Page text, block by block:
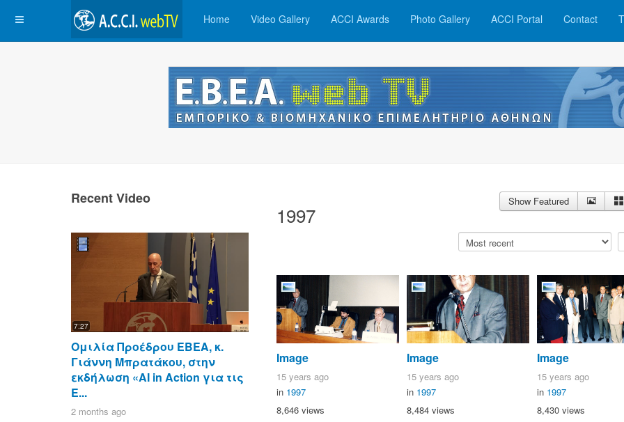
Home Video Gallery ACCI Awards Photo Gallery ACCI Portal Contact
1997
Show Featured
Image
15 years ago
in 1997
8,646 views
Image
15 years ago
in 1997
8,484 views
Image
15 years ago
in 1997
8,430 views
Recent Video
7:27
Ομιλία Προέδρου ΕΒΕΑ, κ.
Γιάννη Μπρατάκου, στην
εκδήλωση «AI in Action για τις
Ε...
2 months ago